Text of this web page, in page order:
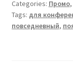
жёлтая
промо
quantity
Categories: Промо,
Tags: для
повседневный,